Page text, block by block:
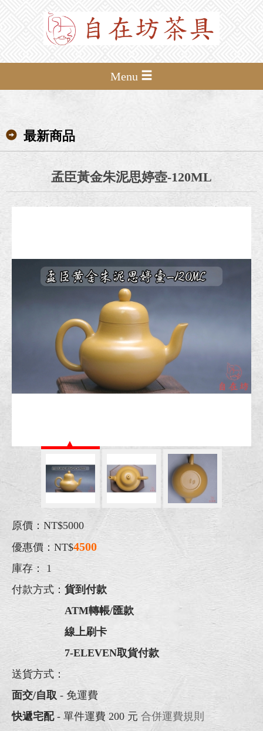
Menu
最新商品
孟臣黃金朱泥思婷壺-120ML
原價：NT$5000
優惠價：NT$4500
庫存： 1
付款方式： 貨到付款
ATM轉帳/匯款
線上刷卡
7-ELEVEN取貨付款
送貨方式：
面交/自取 - 免運費
快遞宅配- 單件運費 200 元 合併運費規則